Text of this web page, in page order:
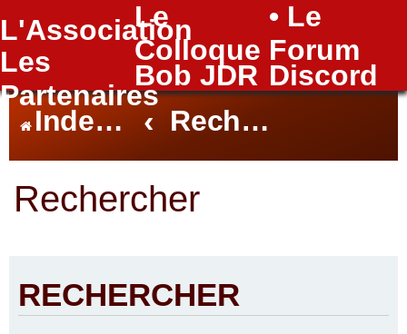
L'Association
Le
Colloque
• Le
Forum
Les
Partenaires
Bob JDR Discord
FAQ
Index du forum Rechercher
Rechercher
RECHERCHER